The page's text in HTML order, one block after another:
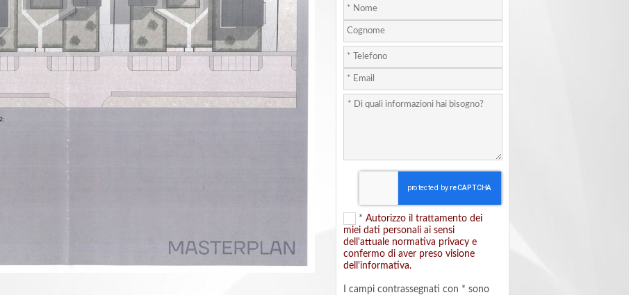
* Autorizzo il trattamento dei
miei dati personali ai sensi
dell'attuale normativa privacy e
confermo di aver preso visione
dell'informativa.
I campi contrassegnati con * sono